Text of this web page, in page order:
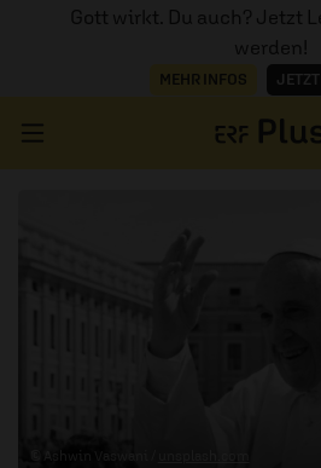
Gott wirkt. Du auch? Jetzt
werden!
MEHR INFOS